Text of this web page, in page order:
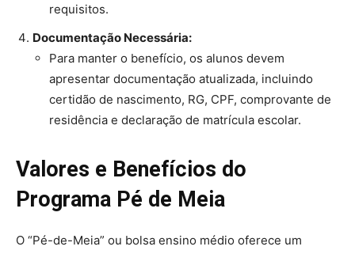
requisitos.
Documentação Necessária:
Para manter o benefício, os alunos devem
apresentar documentação atualizada, incluindo
certidão de nascimento, RG, CPF, comprovante de
residência e declaração de matrícula escolar.
Valores e Benefícios do
Programa Pé de Meia
O “Pé-de-Meia” ou bolsa ensino médio oferece um